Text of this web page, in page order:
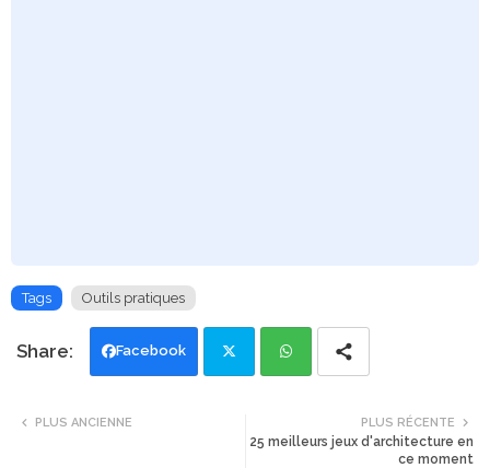
Tags Outils pratiques
Facebook
ats
PLUS RÉCENTE
25 meilleurs jeux d'architecture en
ce moment
PLUS ANCIENNE